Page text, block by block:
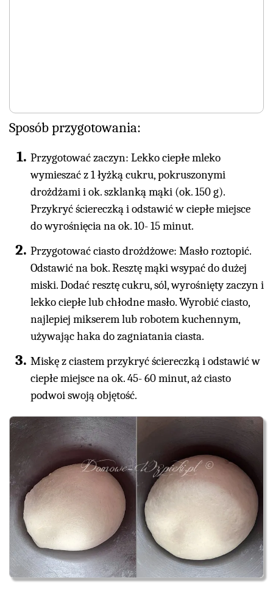
Sposób przygotowania:
Przygotować zaczyn: Lekko ciepłe mleko
wymieszać z 1 łyżką cukru, pokruszonymi
drożdżami i ok. szklanką mąki (ok. 150 g).
Przykryć ściereczką i odstawić w ciepłe miejsce
do wyrośnięcia na ok. 10- 15 minut.
Przygotować ciasto drożdżowe: Masło roztopić.
Odstawić na bok. Resztę mąki wsypać do dużej
miski. Dodać resztę cukru, sól, wyrośnięty zaczyn i
lekko ciepłe lub chłodne masło. Wyrobić ciasto,
najlepiej mikserem lub robotem kuchennym,
używając haka do zagniatania ciasta.
Miskę z ciastem przykryć ściereczką i odstawić w
ciepłe miejsce na ok. 45- 60 minut, aż ciasto
podwoi swoją objętość.